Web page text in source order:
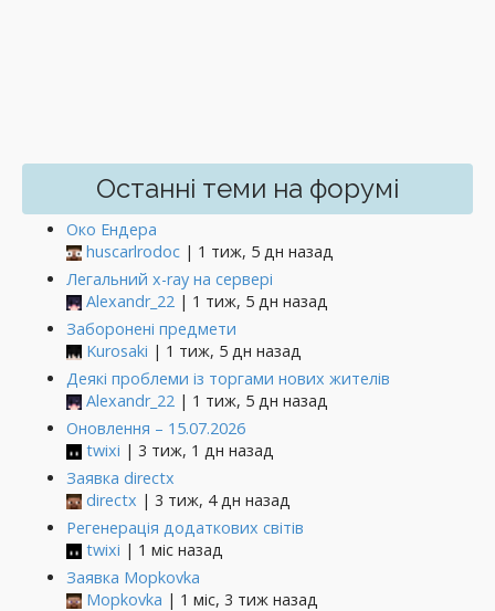
Останні теми на форумі
Око Ендера
huscarlrodoc | 1 тиж, 5 дн назад
Легальний x-ray на сервері
Alexandr_22 | 1 тиж, 5 дн назад
Заборонені предмети
Kurosaki | 1 тиж, 5 дн назад
Деякі проблеми із торгами нових жителів
Alexandr_22 | 1 тиж, 5 дн назад
Оновлення – 15.07.2026
twixi | 3 тиж, 1 дн назад
Заявка directx
directx | 3 тиж, 4 дн назад
Регенерація додаткових світів
twixi | 1 міс назад
Заявка Mopkovka
Mopkovka | 1 міс, 3 тиж назад